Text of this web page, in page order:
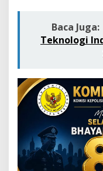
Baca Juga:
Teknologi